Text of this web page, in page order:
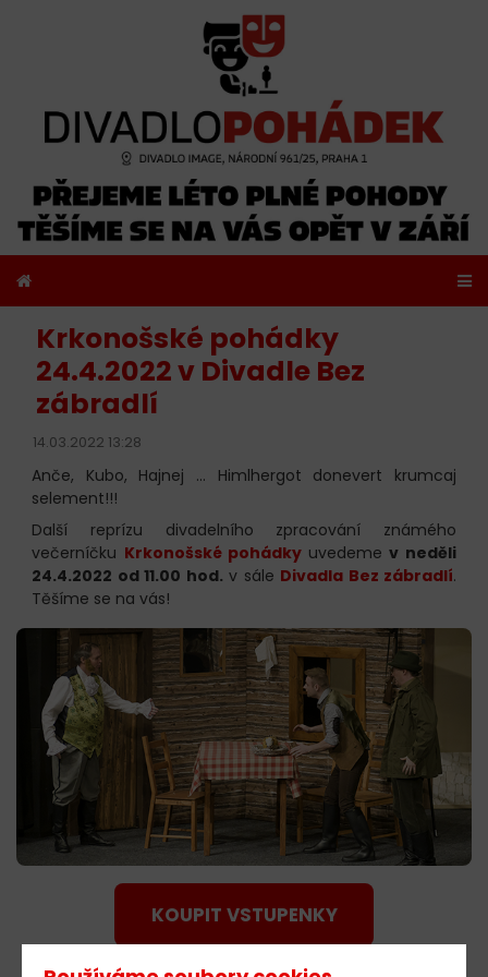
Krkonošské pohádky
24.4.2022 v Divadle Bez
zábradlí
14.03.2022 13:28
Anče, Kubo, Hajnej ... Himlhergot donevert krumcaj
selement!!!
Další reprízu divadelního zpracování známého
večerníčku Krkonošské pohádky uvedemev neděli
24.4.2022 od 11.00 hod. v sále Divadla Bez zábradlí.
Těšíme se na vás!
KOUPIT VSTUPENKY